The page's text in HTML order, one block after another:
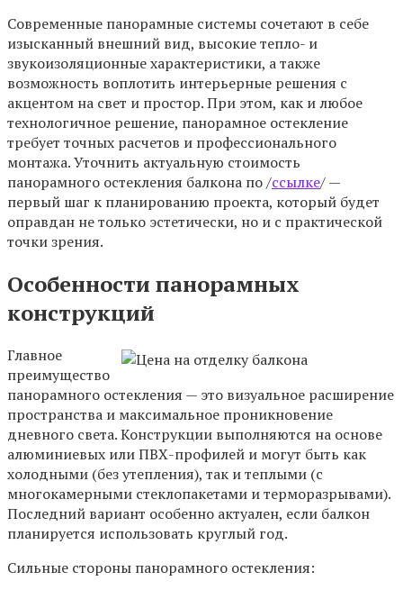
Современные панорамные системы сочетают в себе
изысканный внешний вид, высокие тепло- и
звукоизоляционные характеристики, а также
возможность воплотить интерьерные решения с
акцентом на свет и простор. При этом, как и любое
технологичное решение, панорамное остекление
требует точных расчетов и профессионального
монтажа. Уточнить актуальную стоимость
панорамного остекления балкона по /ссылке/ —
первый шаг к планированию проекта, который будет
оправдан не только эстетически, но и с практической
точки зрения.
Особенности панорамных
конструкций
Главное
преимущество
панорамного остекления — это визуальное расширение
пространства и максимальное проникновение
дневного света. Конструкции выполняются на основе
алюминиевых или ПВХ-профилей и могут быть как
холодными (без утепления), так и теплыми (с
многокамерными стеклопакетами и терморазрывами).
Последний вариант особенно актуален, если балкон
планируется использовать круглый год.
Сильные стороны панорамного остекления: